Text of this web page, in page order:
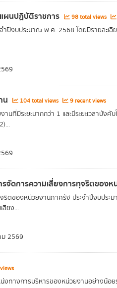
ผนปฏิบัติราชการ 98 total views
ปีงบประมาณ พ.ศ. 2568 โดยมีรายละเ
น 104 total views 9 recent views
มีระยะมากกว่า 1 และมีระยะเวลาบัง
จัดการความเสี่ยงการทุจริตของห
ริตของหน่วยงานภาครัฐ ประจำปีงบปร
สี่ยง...
2569
ทางการบริหารของหน่วยงานอย่างน้อ